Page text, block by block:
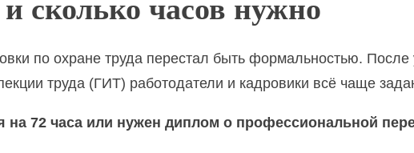
сколько часов нужно
по охране труда перестал быть формальностью.
труда (ГИТ) работодатели и кадровики всё чаще
на 72 часа или нужен диплом о профессиональной